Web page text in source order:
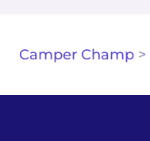
Camper Champ >